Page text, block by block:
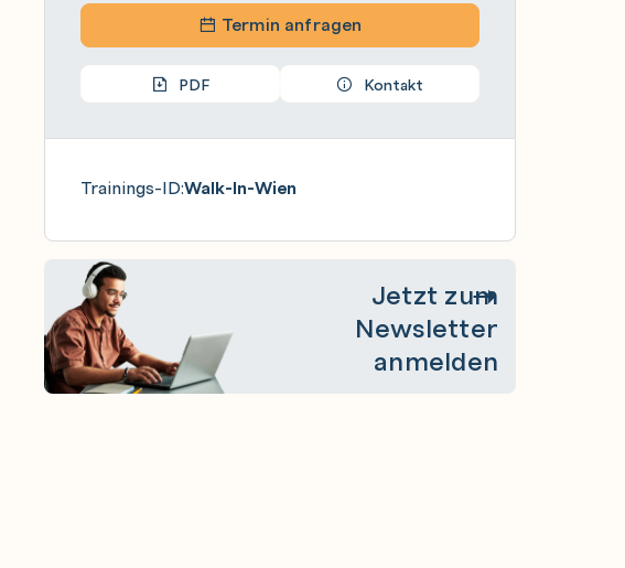
Termin anfragen
PDF Kontakt
Trainings-ID:Walk-In-Wien
Jetzt zum
Newsletter
anmelden